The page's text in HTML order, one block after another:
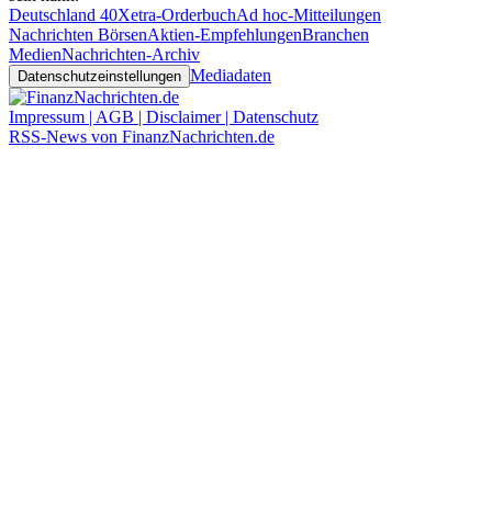
Deutschland 40Xetra-OrderbuchAd hoc-Mitteilungen
Nachrichten BörsenAktien-EmpfehlungenBranchen
MedienNachrichten-Archiv
Datenschutzeinstellungen Mediadaten
Impressum | AGB | Disclaimer | Datenschutz
RSS-News von FinanzNachrichten.de